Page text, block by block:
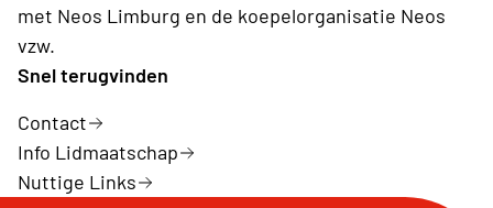
met Neos Limburg en de koepelorganisatie Neos
vzw.
Snel terugvinden
Contact
Info Lidmaatschap
Nuttige Links